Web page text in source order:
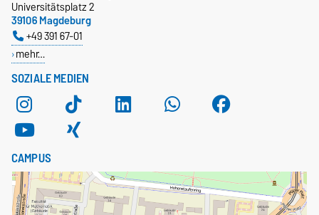
SOZIALE MEDIEN
Universitätsplatz 2
39106 Magdeburg
+49 391 67-01
mehr…
CAMPUS